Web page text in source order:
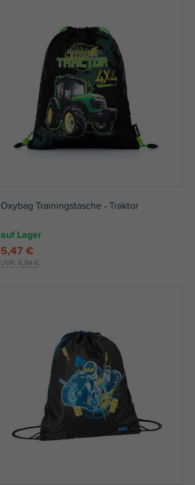
Oxybag Trainingstasche - Traktor
auf Lager
UVP: 6,84 €
5,47 €